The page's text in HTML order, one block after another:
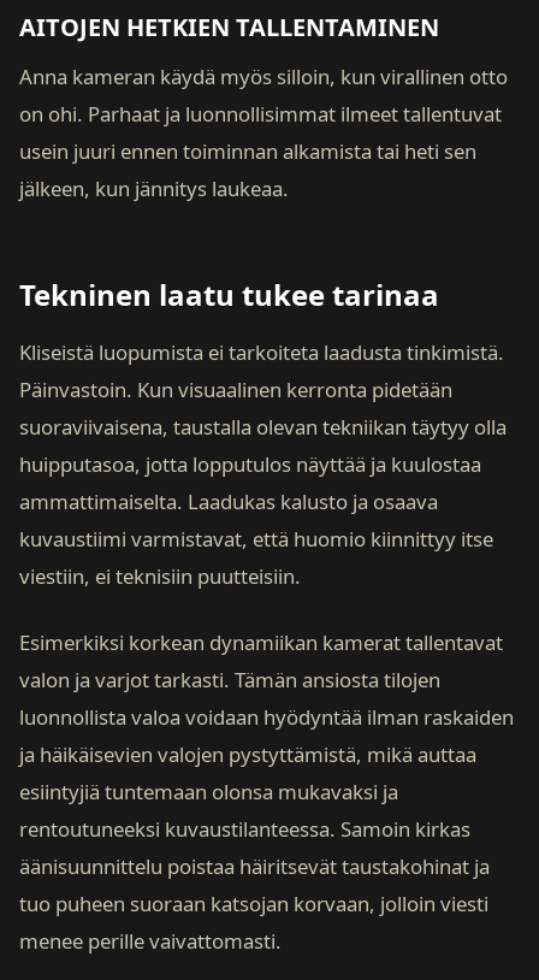
AITOJEN HETKIEN TALLENTAMINEN
Anna kameran käydä myös silloin, kun virallinen otto
on ohi. Parhaat ja luonnollisimmat ilmeet tallentuvat
usein juuri ennen toiminnan alkamista tai heti sen
jälkeen, kun jännitys laukeaa.
Tekninen laatu tukee tarinaa
Kliseistä luopumista ei tarkoiteta laadusta tinkimistä.
Päinvastoin. Kun visuaalinen kerronta pidetään
suoraviivaisena, taustalla olevan tekniikan täytyy olla
huipputasoa, jotta lopputulos näyttää ja kuulostaa
ammattimaiselta. Laadukas kalusto ja osaava
kuvaustiimi varmistavat, että huomio kiinnittyy itse
viestiin, ei teknisiin puutteisiin.
Esimerkiksi korkean dynamiikan kamerat tallentavat
valon ja varjot tarkasti. Tämän ansiosta tilojen
luonnollista valoa voidaan hyödyntää ilman raskaiden
ja häikäisevien valojen pystyttämistä, mikä auttaa
esiintyjiä tuntemaan olonsa mukavaksi ja
rentoutuneeksi kuvaustilanteessa. Samoin kirkas
äänisuunnittelu poistaa häiritsevät taustakohinat ja
tuo puheen suoraan katsojan korvaan, jolloin viesti
menee perille vaivattomasti.